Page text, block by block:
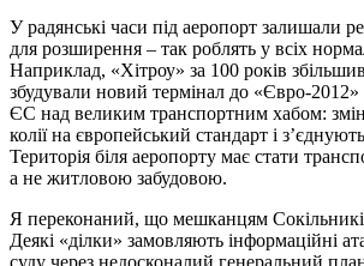
У радянські часи під аеропорт залишали
для розширення – так роблять у всіх
Наприклад, «Хітроу» за 100 років
збудували новий термінал до «Євро-2012»
ЄС над великим транспортним хабом:
колії на європейський стандарт і
Територія біля аеропорту має стати
а не житловою забудовою.
Я переконаний, що мешканцям
Деякі «ділки» замовляють інформаційні
суду через недосконалий генеральний